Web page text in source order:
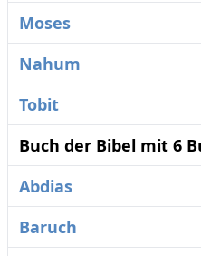
Moses
Nahum
Tobit
Buch der Bibel mit 6
Abdias
Baruch